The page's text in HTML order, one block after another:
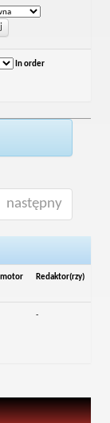
In order
następny
Redaktor(rzy)
-